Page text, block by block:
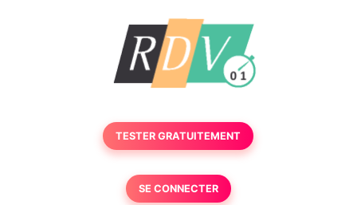
TESTER GRATUITEMENT
SE CONNECTER